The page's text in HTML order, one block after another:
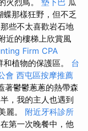
火烈鳥。 墊下巴 瓜
那樣狂野，但不乏
些不太喜歡岩石地
近的樓梯上欣賞風
Firm CPA
植物的保護區。 台
會 西屯區按摩推薦
著鬱鬱蔥蔥的熱帶森
，我的主人也遇到
麗。 附近牙科診所
第一次晚餐中，他